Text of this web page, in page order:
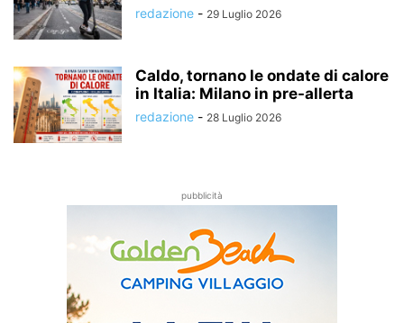
redazione - 29 Luglio 2026
Caldo, tornano le ondate di calore
in Italia: Milano in pre-allerta
redazione - 28 Luglio 2026
pubblicità